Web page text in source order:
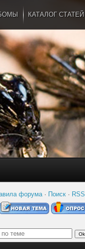
КАТАЛОГ СТАТЕЙ
форума· Поиск · RSS